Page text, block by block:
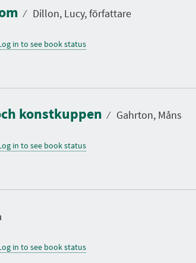
⁄ Dillon, Lucy, författare
in to see book status
konstkuppen ⁄ Gahrton, Måns
in to see book status
in to see book status